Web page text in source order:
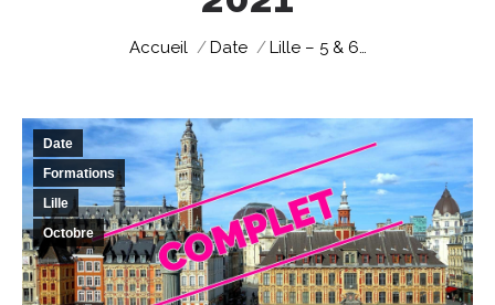
Vous êtes ici :
Accueil Date Lille – 5 & 6…
Date
Formations
Lille
Octobre